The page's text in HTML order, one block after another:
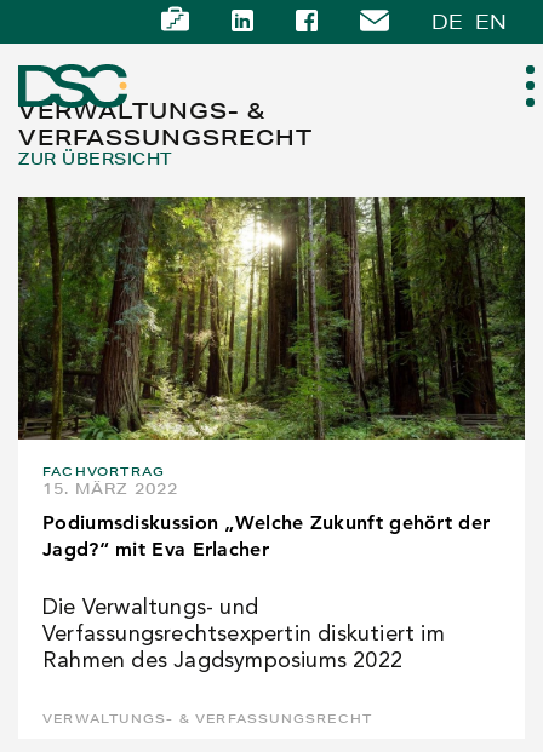
DE EN
ÜBER UNS
EXPERTISE
TEAM
NEWS
KARRIERE
KONTAKT
VERWALTUNGS- &
VERFASSUNGSRECHT
ZUR ÜBERSICHT
FACHVORTRAG
15. MÄRZ 2022
Podiumsdiskussion „Welche Zukunft gehört der
Jagd?“ mit Eva Erlacher
Die Verwaltungs- und
Verfassungsrechtsexpertin diskutiert im
Rahmen des Jagdsymposiums 2022
VERWALTUNGS- & VERFASSUNGSRECHT